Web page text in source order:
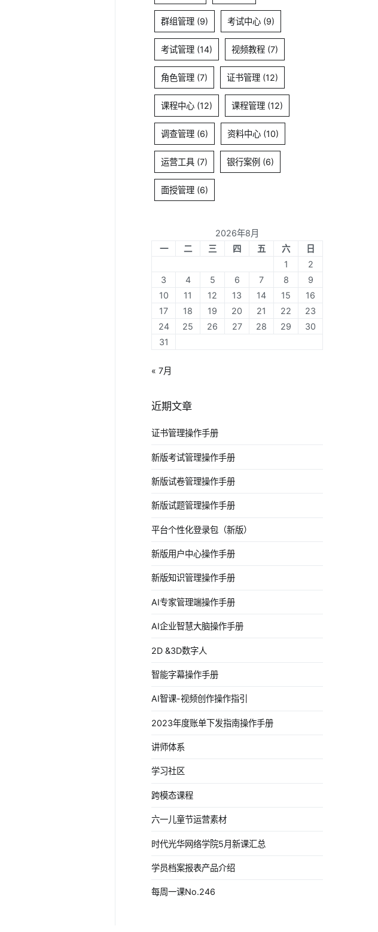
群组管理 (9) 考试中心 (9)
考试管理 (14) 视频教程 (7)
角色管理 (7) 证书管理 (12)
课程中心 (12) 课程管理 (12)
调查管理 (6) 资料中心 (10)
运营工具 (7) 银行案例 (6)
面授管理 (6)
2026年8月
一
二 三 四 五 六
日
1
2
3
4 5 6 7 8
9
10
11 12 13 14 15
16
17
18 19 20 21 22
23
24
25 26 27 28 29
30
31
« 7月
近期文章
证书管理操作手册
新版考试管理操作手册
新版试卷管理操作手册
新版试题管理操作手册
平台个性化登录包（新版）
新版用户中心操作手册
新版知识管理操作手册
AI专家管理端操作手册
AI企业智慧大脑操作手册
2D &3D数字人
智能字幕操作手册
AI智课-视频创作操作指引
2023年度账单下发指南操作手册
讲师体系
学习社区
跨模态课程
六一儿童节运营素材
时代光华网络学院5月新课汇总
学员档案报表产品介绍
每周一课No.246